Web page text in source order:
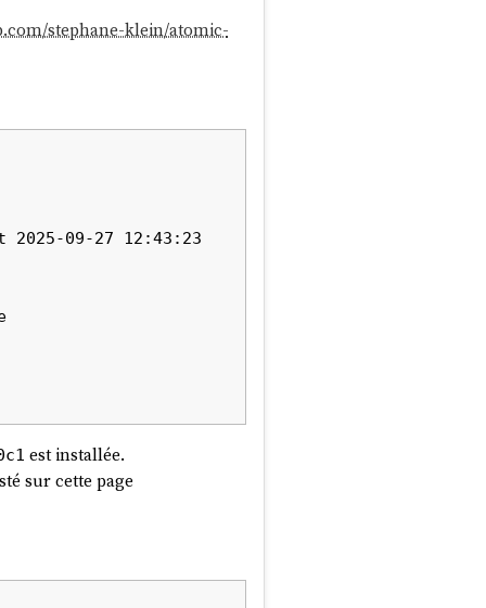
qui avaient le même
de mon terminal
stephane-klein/atomic-
est installée.
sur cette page